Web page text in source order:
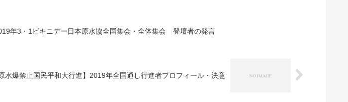
年3・1ビキニデー日本原水協全国集会・全体集会 登壇者の発言
原水爆禁止国民平和大行進】2019年全国通し行進者プロフィール・決意